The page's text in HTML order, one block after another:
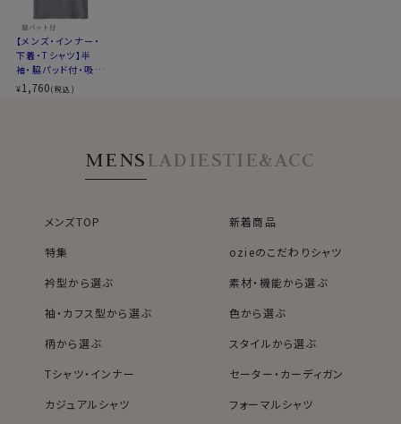
【メンズ・インナー・
下着・Tシャツ】半
袖・脇パッド付・吸湿
速乾・抗菌防臭・ア
セドロン
¥1,760(税込)
MENSLADIESTIE&ACC
メンズTOP
新着商品
特集
ozieのこだわりシャツ
衿型から選ぶ
素材・機能から選ぶ
袖・カフス型から選ぶ
色から選ぶ
柄から選ぶ
スタイルから選ぶ
Tシャツ・インナー
セーター・カーディガン
カジュアルシャツ
フォーマルシャツ